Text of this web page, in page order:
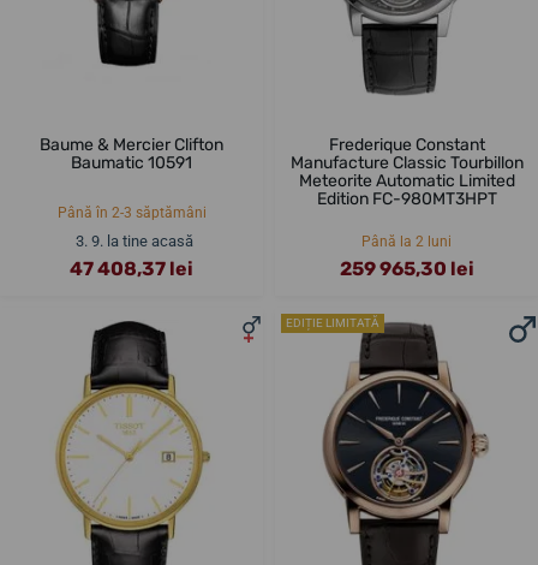
Baume & Mercier Clifton
Baumatic 10591
Până în 2-3 săptămâni
3. 9. la tine acasă
47 408,37 lei
Frederique Constant
Manufacture Classic Tourbillon
Meteorite Automatic Limited
Edition FC-980MT3HPT
Până la 2 luni
259 965,30 lei
EDIȚIE LIMITATĂ